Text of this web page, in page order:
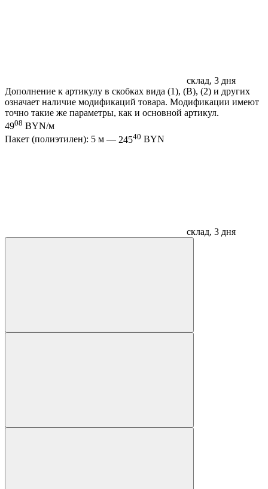
склад, 3 дня
Дополнение к артикулу в скобках вида (1), (B), (2) и других
означает наличие модификаций товара. Модификации имеют
точно такие же параметры, как и основной артикул.
4908 BYN/м
Пакет (полиэтилен): 5 м — 24540 BYN
склад, 3 дня